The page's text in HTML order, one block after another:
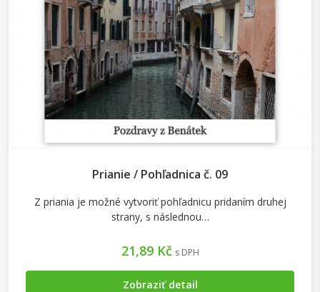
Prianie / Pohľadnica č. 09
Z priania je možné vytvoriť pohľadnicu pridaním druhej
strany, s následnou…
21,89 Kč s DPH
Zobraziť detail